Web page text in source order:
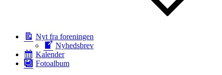
Nyt fra foreningen
Nyhedsbrev
Kalender
Fotoalbum